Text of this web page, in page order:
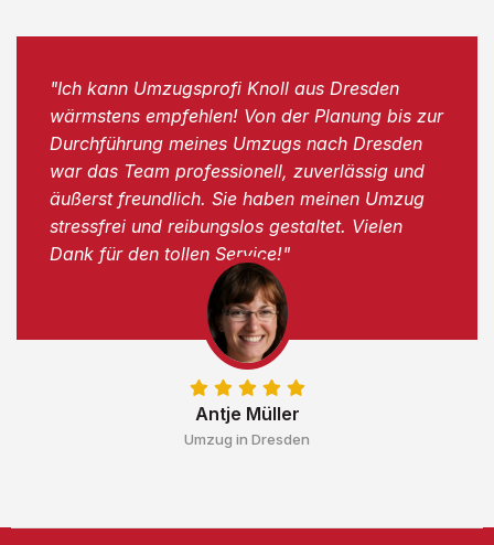
Antje Müller
Umzug in Dresden
"Ich kann Umzugsprofi Knoll aus Dresden
wärmstens empfehlen! Von der Planung bis zur
Durchführung meines Umzugs nach Dresden
war das Team professionell, zuverlässig und
äußerst freundlich. Sie haben meinen Umzug
stressfrei und reibungslos gestaltet. Vielen
Dank für den tollen Service!"